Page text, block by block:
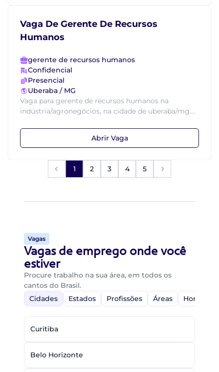
Vaga De Gerente De Recursos
Humanos
gerente de recursos humanos
Confidencial
Presencial
Uberaba / MG
Vaga para gerente de recursos humanos na
indústria/agronegócios, na cidade de uberaba/mg....
Abrir Vaga
1 2 3 4 5
Vagas
Vagas de emprego onde você
estiver
Procure trabalho na sua área, em todos os
cantos do Brasil.
Cidades
Estados Profissões Áreas Home-
Curitiba
Belo Horizonte